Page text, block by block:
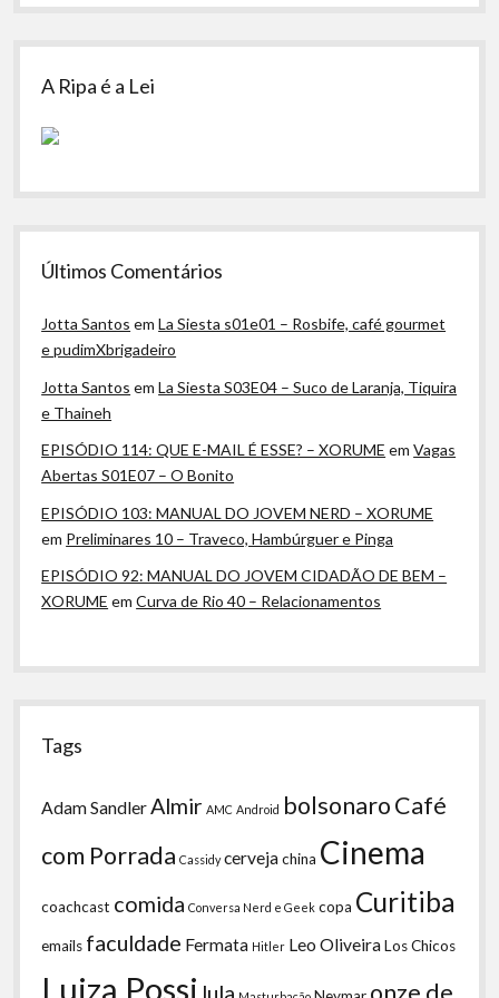
A Ripa é a Lei
Últimos Comentários
Jotta Santos emLa Siesta s01e01 – Rosbife, café gourmet
e pudimXbrigadeiro
Jotta Santos emLa Siesta S03E04 – Suco de Laranja, Tiquira
e Thaineh
EPISÓDIO 114: QUE E-MAIL É ESSE? – XORUME emVagas
Abertas S01E07 – O Bonito
EPISÓDIO 103: MANUAL DO JOVEM NERD – XORUME
em Preliminares 10 – Traveco, Hambúrguer e Pinga
EPISÓDIO 92: MANUAL DO JOVEM CIDADÃO DE BEM –
XORUME emCurva de Rio 40 – Relacionamentos
Tags
Adam Sandler Almir AMC Android bolsonaroCafé
com Porrada Cassidy cervejachina Cinema
coachcast comida Conversa Nerd e Geek copa Curitiba
emails faculdade Fermata Hitler Leo OliveiraLos Chicos
Luiza Possi lula onze de